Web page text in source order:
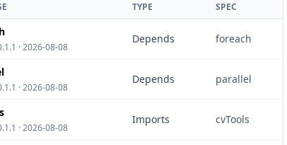
TYPE SPEC
· 2026-08-08
Depends foreach
· 2026-08-08
Depends parallel
· 2026-08-08
Imports cvTools